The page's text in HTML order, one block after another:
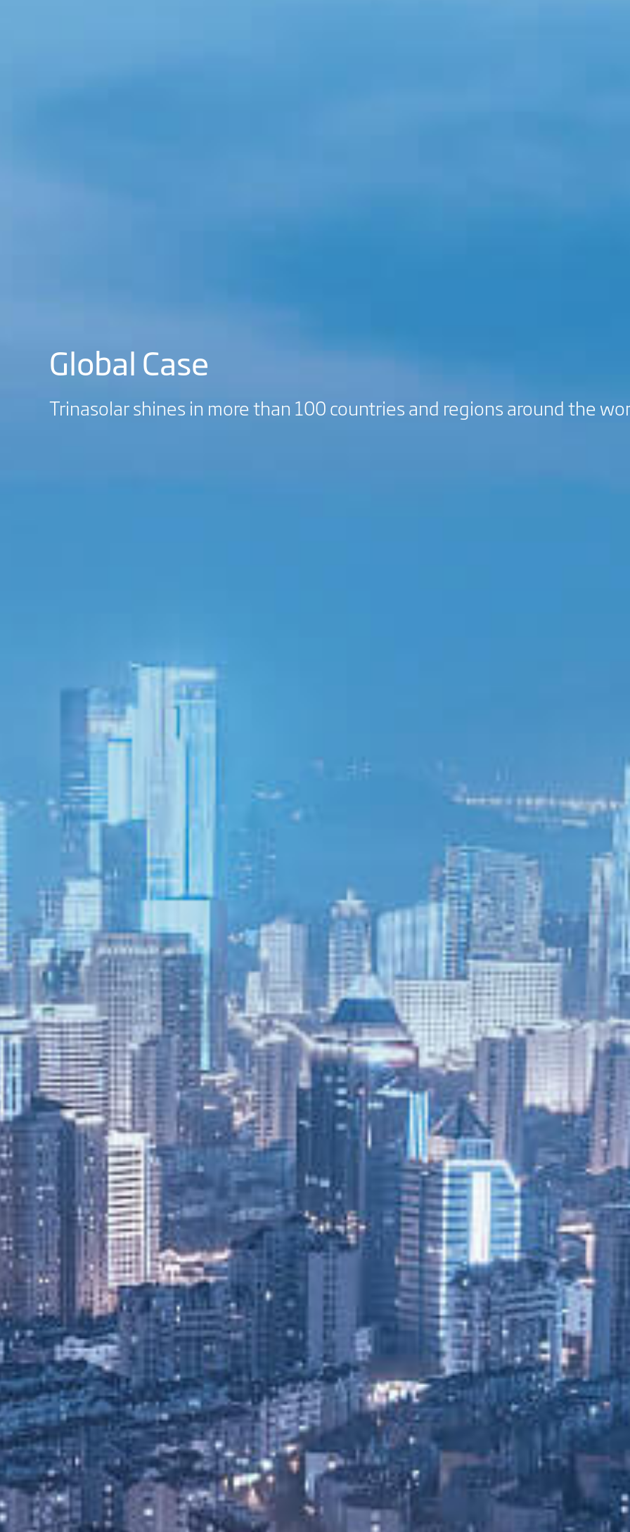
Global Case
Trinasolar shines in more than 100 countries and regions around the